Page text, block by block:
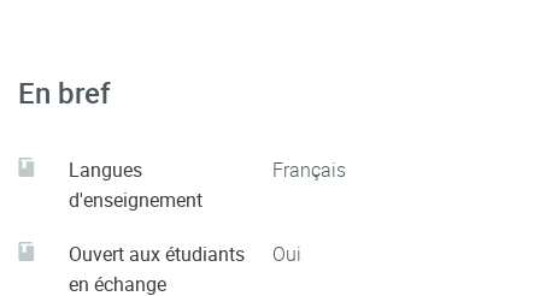
En bref
Langues
d'enseignement
Français
Ouvert aux étudiants
en échange
Oui